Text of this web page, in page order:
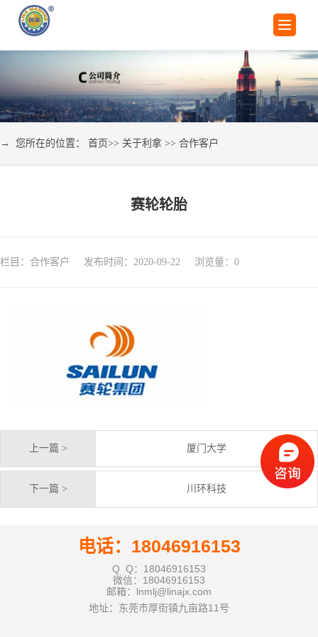
→ 您所在的位置： 首页>> 关于利拿 >> 合作客户
赛轮轮胎
栏目：合作客户 发布时间：2020-09-22 浏览量： 0
上一篇 > 厦门大学
下一篇 > 川环科技
电话：18046916153
Q Q：18046916153
微信：18046916153
邮箱：lnmlj@linajx.com
地址：东莞市厚街镇九亩路11号